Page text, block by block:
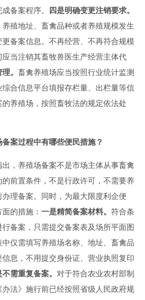
备案程序。
四是明确变更注销要求。
殖地址、畜禽品种或者养殖规模发生
备案信息。不再经营、不再符合规模
当注销其畜牧兽医生产经营主体代
。 畜禽养殖场应当按照行业统计监测
综合信息平台填报存栏量、出栏量等信
养殖场，按照畜牧法的规定依法处
备案过程中有哪些便民措施？
出 ，养殖场备案不是市场主体从事畜禽
的前置条件，不是行政许可 ， 不需要养
理备案。同时，为最大限度利企便
的措施： 一是精简备案材料。 符合条
行备案，只需提交备案表及场所平面图
中仅需填写养殖场名称、地址、畜禽品
信息 ，不用提交身份证、营业执照复印
需重复备案。 对于符合农业农村部制
法》施行前已经按照省级人民政府规